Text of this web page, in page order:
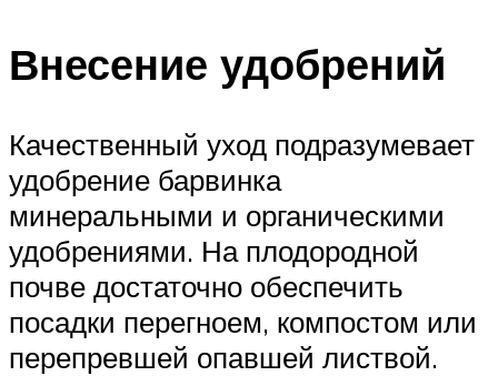
Внесение удобрений
Качественный уход подразумевает
удобрение барвинка
минеральными и органическими
удобрениями. На плодородной
почве достаточно обеспечить
посадки перегноем, компостом или
перепревшей опавшей листвой.